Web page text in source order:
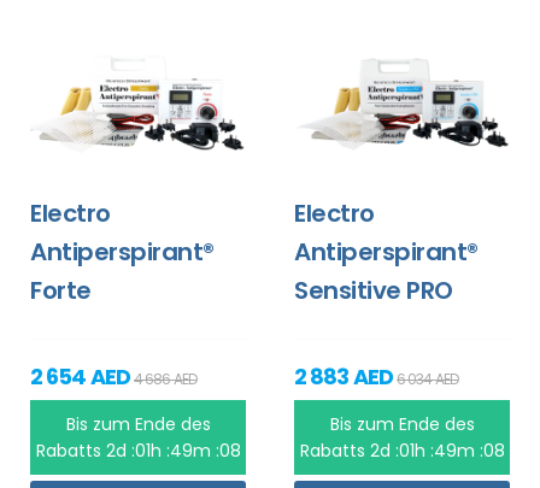
Electro
Antiperspirant®
Forte
2 654 AED4 686 AED
Bis zum Ende des
Rabatts 2d :01h :49m :08
Electro
Antiperspirant®
Sensitive PRO
2 883 AED6 034 AED
Bis zum Ende des
Rabatts 2d :01h :49m :08